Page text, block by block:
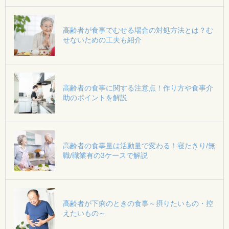
高齢者が食事でむせる場合の対処方法とは？む
せないための工夫も紹介
高齢者の食事に関する注意点！作り方や食事介
助のポイントを解説
高齢者の食事量は活動量で変わる！寝たきり/無
職/職業有の3ケースで解説
高齢者が下痢のときの食事～摂りたいもの・控
えたいもの～